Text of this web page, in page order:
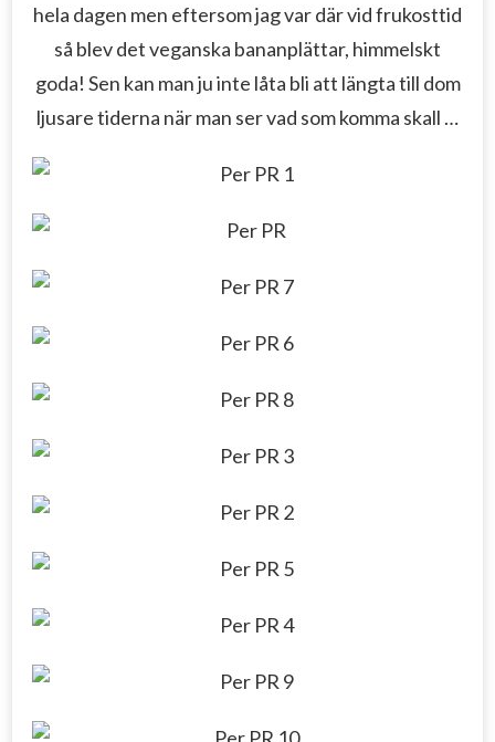
hela dagen men eftersom jag var där vid frukosttid
så blev det veganska bananplättar, himmelskt
goda! Sen kan man ju inte låta bli att längta till dom
ljusare tiderna när man ser vad som komma skall …